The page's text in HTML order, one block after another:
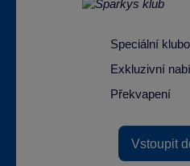
Speciální
Exkluzivní
Překvapení
Vstoupit